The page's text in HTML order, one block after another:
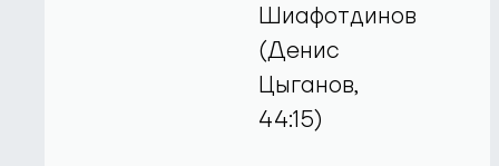
Шиафотдинов
(Денис
Цыганов,
44:15)